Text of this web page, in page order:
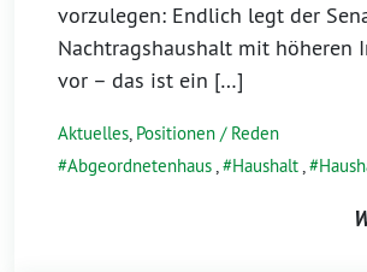
vorzulegen: Endlich legt der
Nachtragshaushalt mit höheren
vor – das ist ein […]
Aktuelles, Positionen / Reden
Abgeordnetenhaus, Haushalt,